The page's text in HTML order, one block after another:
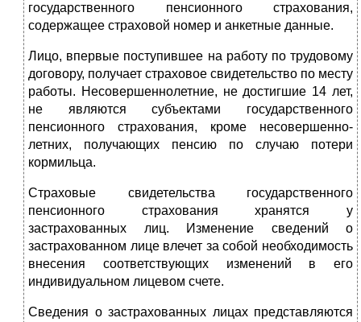
государственного пенсионного страхования,
содержащее страхо­вой номер и анкетные данные.
Лицо, впервые поступившее на работу по трудовому
догово­ру, получает страховое свидетельство по месту
работы. Несовер­шеннолетние, не достигшие 14 лет,
не являются субъектами го­сударственного
пенсионного страхования, кроме несовершенно­
летних, получающих пенсию по случаю потери
кормильца.
Страховые свидетельства государственного
пенсионного стра­хования хранятся у
застрахованных лиц. Изменение сведений о
застрахованном лице влечет за собой необходимость
внесения со­ответствующих изменений в его
индивидуальном лицевом счете.
Сведения о застрахованных лицах представляются